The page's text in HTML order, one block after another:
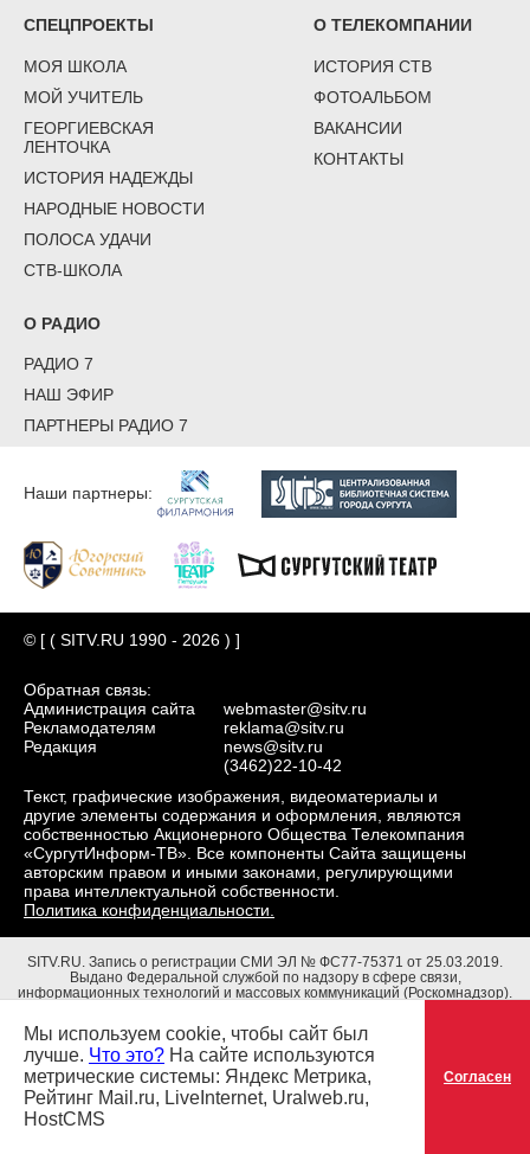
СПЕЦПРОЕКТЫ
МОЯ ШКОЛА
МОЙ УЧИТЕЛЬ
ГЕОРГИЕВСКАЯ
ЛЕНТОЧКА
ИСТОРИЯ НАДЕЖДЫ
НАРОДНЫЕ НОВОСТИ
ПОЛОСА УДАЧИ
СТВ-ШКОЛА
О ТЕЛЕКОМПАНИИ
ИСТОРИЯ СТВ
ФОТОАЛЬБОМ
ВАКАНСИИ
КОНТАКТЫ
О РАДИО
РАДИО 7
НАШ ЭФИР
ПАРТНЕРЫ РАДИО 7
Наши партнеры:
© [ ( SITV.RU 1990 - 2026 ) ]
Обратная связь:
Администрация сайта
Рекламодателям
Редакция
webmaster@sitv.ru
reklama@sitv.ru
news@sitv.ru
(3462)22-10-42
Текст, графические изображения, видеоматериалы и
другие элементы содержания и оформления, являются
собственностью Акционерного Общества Телекомпания
«СургутИнформ-ТВ». Все компоненты Сайта защищены
авторским правом и иными законами, регулирующими
права интеллектуальной собственности.
Политика конфиденциальности.
SITV.RU. Запись о регистрации СМИ ЭЛ № ФС77-75371 от 25.03.2019.
Выдано Федеральной службой по надзору в сфере связи,
информационных технологий и массовых коммуникаций (Роскомнадзор).
Адрес редакции: 628403, Тюменская обл., ХМАО - Югра, г. Сургут, ул.
Маяковского, д. 16. Главный редактор: Чубенко В.Л.
Мы используем cookie, чтобы сайт был
лучше. Что это? На сайте используются
метрические системы: Яндекс Метрика,
Рейтинг Mail.ru, LiveInternet, Uralweb.ru,
HostCMS
Согласен